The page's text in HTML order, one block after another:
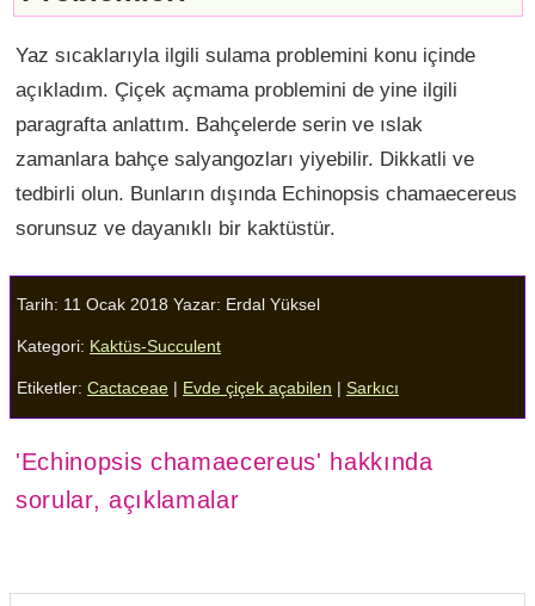
Yaz sıcaklarıyla ilgili sulama problemini konu içinde
açıkladım. Çiçek açmama problemini de yine ilgili
paragrafta anlattım. Bahçelerde serin ve ıslak
zamanlara bahçe salyangozları yiyebilir. Dikkatli ve
tedbirli olun. Bunların dışında Echinopsis chamaecereus
sorunsuz ve dayanıklı bir kaktüstür.
Tarih: 11 Ocak 2018 Yazar: Erdal Yüksel
Kategori: Kaktüs-Succulent
Etiketler: Cactaceae Evde çiçek açabilen Sarkıcı
'Echinopsis chamaecereus' hakkında
sorular, açıklamalar